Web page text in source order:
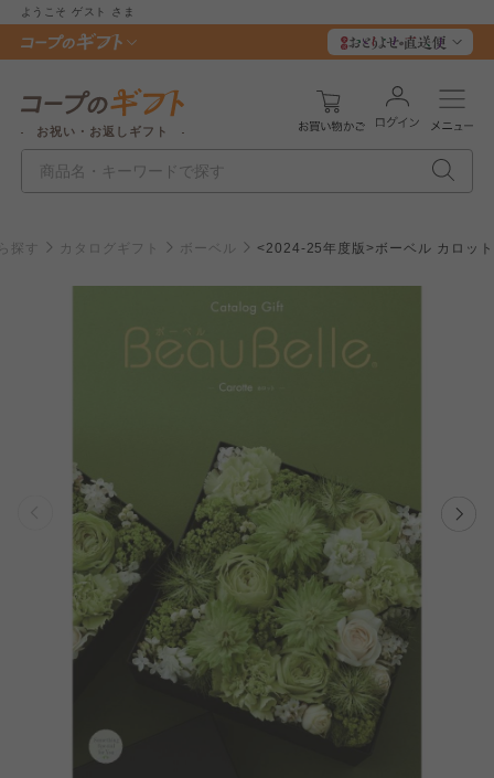
ようこそ ゲスト さま
お祝い・お返しギフト
探す カタログギフト ボーベル <2024-25年度版>ボーベル カロット